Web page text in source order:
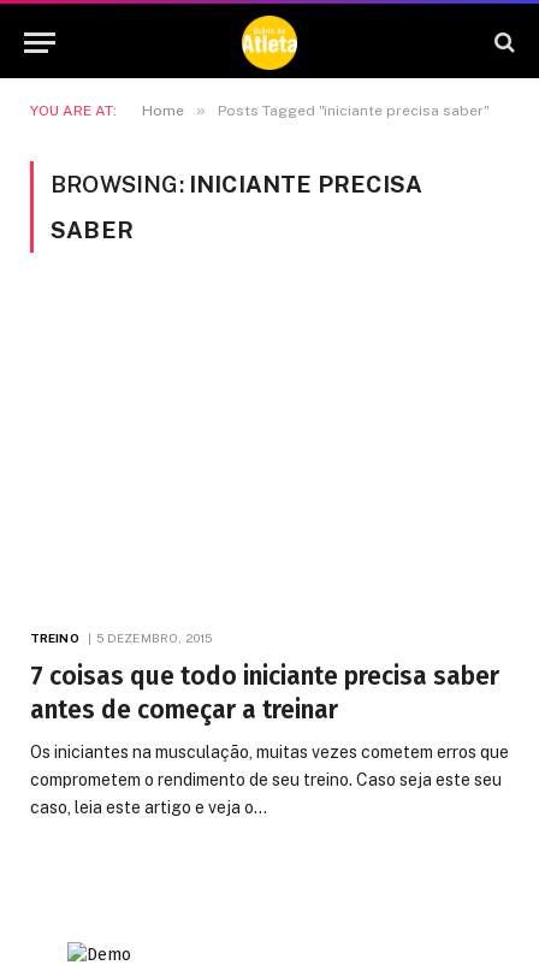
YOU ARE AT: Home » Posts Tagged "iniciante precisa saber"
BROWSING: INICIANTE PRECISA
SABER
TREINO 5 DEZEMBRO, 2015
7 coisas que todo iniciante precisa saber
antes de começar a treinar
Os iniciantes na musculação, muitas vezes cometem erros que
comprometem o rendimento de seu treino. Caso seja este seu
caso, leia este artigo e veja o…